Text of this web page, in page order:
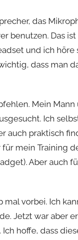
das
benutzen. Das
und ich höre
dass man
Mein
Ich
auch praktisch
mein Training
Aber auch
vorbei. Ich
Jetzt war aber
hoffe, dass